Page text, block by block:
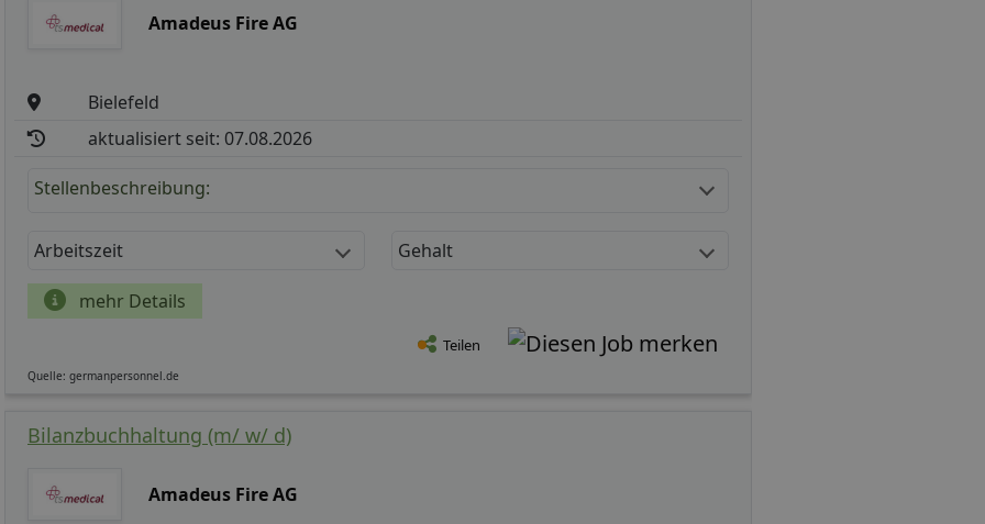
Amadeus Fire AG
Bielefeld
aktualisiert seit: 07.08.2026
Stellenbeschreibung:
Arbeitszeit Gehalt
mehr Details
Teilen
Quelle: germanpersonnel.de
Bilanzbuchhaltung (m/ w/ d)
Amadeus Fire AG